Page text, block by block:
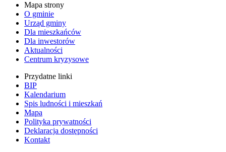
Mapa strony
O gminie
Urząd gminy
Dla mieszkańców
Dla inwestorów
Aktualności
Centrum kryzysowe
Przydatne linki
BIP
Kalendarium
Spis ludności i mieszkań
Mapa
Polityka prywatności
Deklaracja dostępności
Kontakt